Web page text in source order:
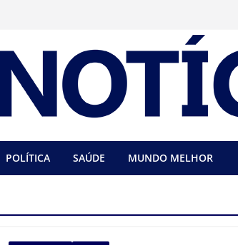
POLÍTICA SAÚDE MUNDO MELHOR